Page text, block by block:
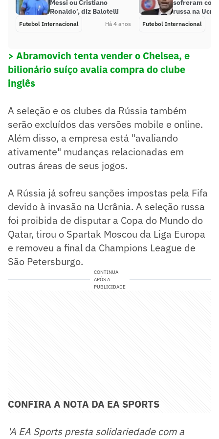
Messi ou Cristiano
Ronaldo’, diz Balotelli
Futebol Internacional Há 4 anos
sofreram
russa na
Futebol Internacional
> Abramovich tenta vender o Chelsea, e
bilionário suíço avalia compra do clube
inglês
A seleção e os clubes da Rússia também
serão excluídos das versões mobile e online.
Além disso, a empresa está "avaliando
ativamente" mudanças relacionadas em
outras áreas de seus jogos.
A Rússia já sofreu sanções impostas pela Fifa
devido à invasão na Ucrânia. A seleção russa
foi proibida de disputar a Copa do Mundo do
Qatar, tirou o Spartak Moscou da Liga Europa
e removeu a final da Champions League de
São Petersburgo.
CONTINUA
APÓS A
PUBLICIDADE
CONFIRA A NOTA DA EA SPORTS
'A EA Sports presta solidariedade com a